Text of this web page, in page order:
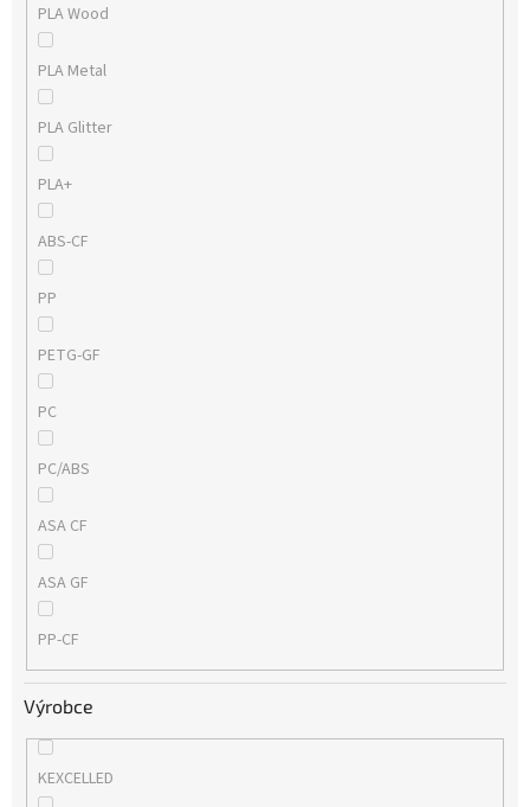
PLA Wood
PLA Metal
PLA Glitter
PLA+
ABS-CF
PP
PETG-GF
PC
PC/ABS
ASA CF
ASA GF
PP-CF
Výrobce
KEXCELLED